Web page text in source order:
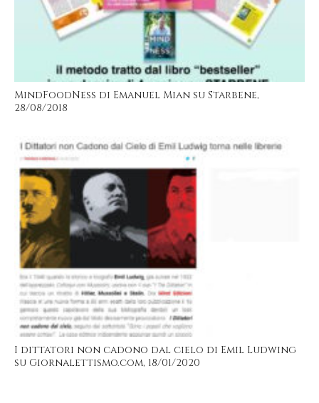
MindFoodNess di Emanuel Mian su Starbene,
28/08/2018
I dittatori non cadono dal cielo di Emil Ludwing
su Giornalettismo.com, 18/01/2020